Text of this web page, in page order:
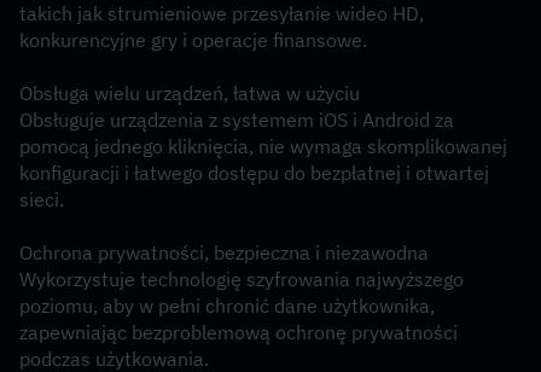
takich jak strumieniowe przesyłanie wideo HD,
konkurencyjne gry i operacje finansowe.
Obsługa wielu urządzeń, łatwa w użyciu
Obsługuje urządzenia z systemem iOS i Android za
pomocą jednego kliknięcia, nie wymaga skomplikowanej
konfiguracji i łatwego dostępu do bezpłatnej i otwartej
sieci.
Ochrona prywatności, bezpieczna i niezawodna
Wykorzystuje technologię szyfrowania najwyższego
poziomu, aby w pełni chronić dane użytkownika,
zapewniając bezproblemową ochronę prywatności
podczas użytkowania.